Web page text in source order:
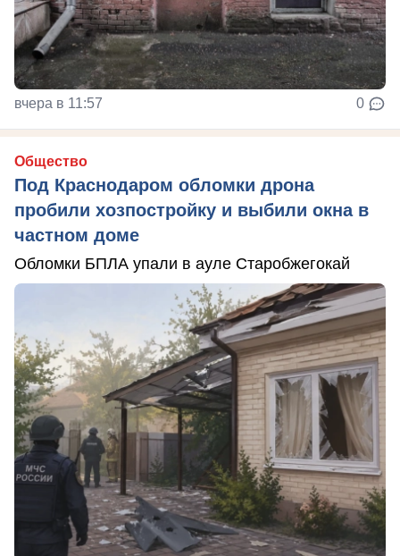
вчера в 11:57 0
Общество
Под Краснодаром обломки дрона
пробили хозпостройку и выбили окна в
частном доме
Обломки БПЛА упали в ауле Старобжегокай